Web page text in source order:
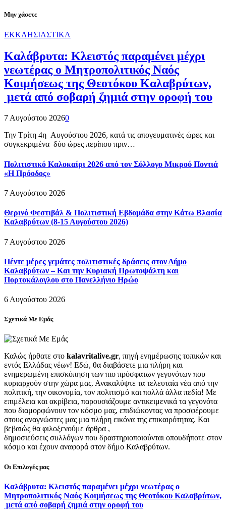
Μην χάσετε
ΕΚΚΛΗΣΙΑΣΤΙΚΑ
Καλάβρυτα: Κλειστός παραμένει μέχρι
νεωτέρας ο Μητροπολιτικός Ναός
Κοιμήσεως της Θεοτόκου Καλαβρύτων,
μετά από σοβαρή ζημιά στην οροφή του
7 Αυγούστου 20260
Την Τρίτη 4η Αυγούστου 2026, κατά τις απογευματινές ώρες και
συγκεκριμένα δύο ώρες περίπου πριν…
Πολιτιστικό Καλοκαίρι 2026 από τον Σύλλογο Μικρού Ποντιά
«Η Πρόοδος»
7 Αυγούστου 2026
Θερινό Φεστιβάλ & Πολιτιστική Εβδομάδα στην Κάτω Βλασία
Καλαβρύτων (8-15 Αυγούστου 2026)
7 Αυγούστου 2026
Πέντε μέρες γεμάτες πολιτιστικές δράσεις στον Δήμο
Καλαβρύτων – Και την Κυριακή Πρωτοψάλτη και
Πορτοκάλογλου στο Πανελλήνιο Ηρώο
6 Αυγούστου 2026
Σχετικά Με Εμάς
Καλώς ήρθατε στο kalavritalive.gr, πηγή ενημέρωσης τοπικών και
εντός Ελλάδας νέων! Εδώ, θα διαβάσετε μια πλήρη και
ενημερωμένη επισκόπηση των πιο πρόσφατων γεγονότων που
κυριαρχούν στην χώρα μας. Ανακαλύψτε τα τελευταία νέα από την
πολιτική, την οικονομία, τον πολιτισμό και πολλά άλλα πεδία! Με
επιμέλεια και ακρίβεια, παρουσιάζουμε αντικειμενικά τα γεγονότα
που διαμορφώνουν τον κόσμο μας, επιδιώκοντας να προσφέρουμε
στους αναγνώστες μας μια πλήρη εικόνα της επικαιρότητας. Και
βεβαιώς θα φιλοξενούμε άρθρα ,
δημοσιεύσεις συλλόγων που δραστηριοποιούνται οπουδήποτε στον
κόσμο και έχουν αναφορά στον δήμο Καλαβρύτων.
Οι Επιλογές μας
Καλάβρυτα: Κλειστός παραμένει μέχρι νεωτέρας ο
Μητροπολιτικός Ναός Κοιμήσεως της Θεοτόκου Καλαβρύτων,
μετά από σοβαρή ζημιά στην οροφή του